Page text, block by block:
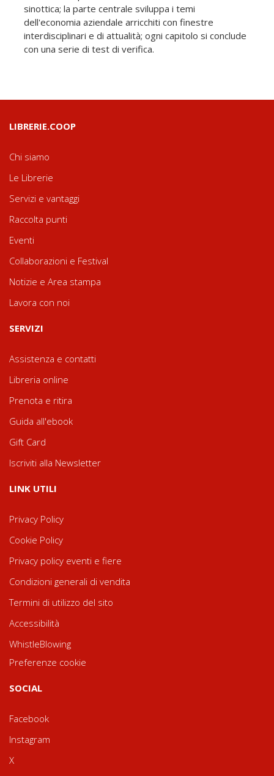
sinottica; la parte centrale sviluppa i temi
dell'economia aziendale arricchiti con finestre
interdisciplinari e di attualità; ogni capitolo si conclude
con una serie di test di verifica.
LIBRERIE.COOP
Chi siamo
Le Librerie
Servizi e vantaggi
Raccolta punti
Eventi
Collaborazioni e Festival
Notizie e Area stampa
Lavora con noi
SERVIZI
Assistenza e contatti
Libreria online
Prenota e ritira
Guida all'ebook
Gift Card
Iscriviti alla Newsletter
LINK UTILI
Privacy Policy
Cookie Policy
Privacy policy eventi e fiere
Condizioni generali di vendita
Termini di utilizzo del sito
Accessibilità
WhistleBlowing
Preferenze cookie
SOCIAL
Facebook
Instagram
X